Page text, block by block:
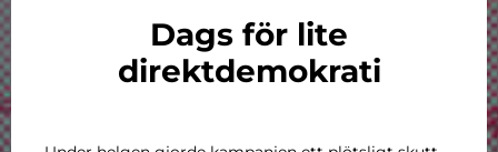
Dags för lite
direktdemokrati